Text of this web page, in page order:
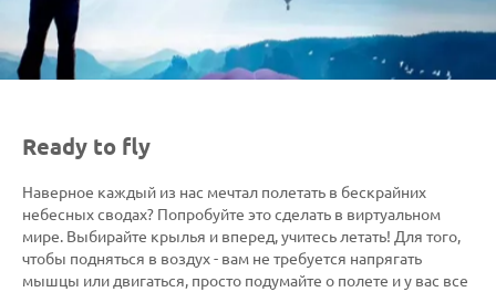
Ready to fly
Наверное каждый из нас мечтал полетать в бескрайних
небесных сводах? Попробуйте это сделать в виртуальном
мире. Выбирайте крылья и вперед, учитесь летать! Для того,
чтобы подняться в воздух - вам не требуется напрягать
мышцы или двигаться, просто подумайте о полете и у вас все